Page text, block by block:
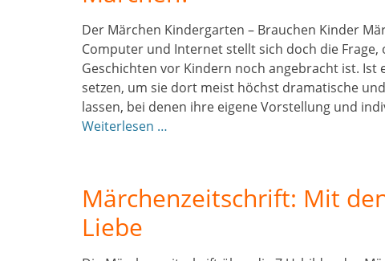
Der Märchen Kindergarten – Brauchen Kinder
Computer und Internet stellt sich doch die
Geschichten vor Kindern noch angebracht ist.
setzen, um sie dort meist höchst dramatische
lassen, bei denen ihre eigene Vorstellung und
Weiterlesen …
Märchenzeitschrift: Mit
Liebe